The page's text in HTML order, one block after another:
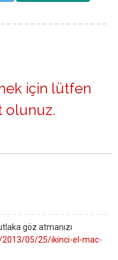
için lütfen
olunuz.
göz atmanızı
05/25/ikinci-el-mac-